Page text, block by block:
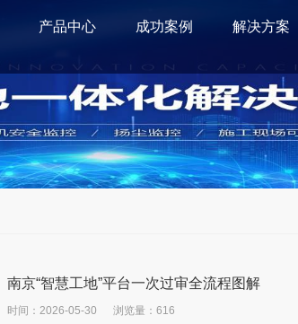
产品中心 成功案例 解决方案
南京“智慧工地”平台一次过审全流程图解
时间：2026-05-30 浏览量：616